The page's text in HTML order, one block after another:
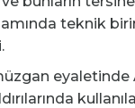
teknik
eyaletinde